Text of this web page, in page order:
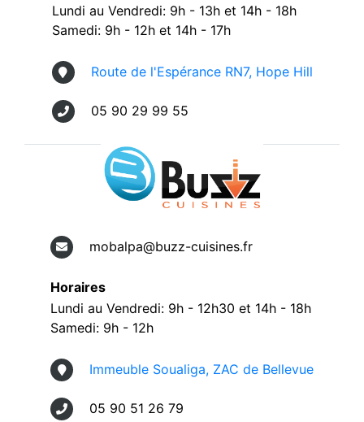
Lundi au Vendredi: 9h - 13h et 14h - 18h
Samedi: 9h - 12h et 14h - 17h
Route de l'Espérance RN7, Hope Hill
05 90 29 99 55
mobalpa@buzz-cuisines.fr
Horaires
Lundi au Vendredi: 9h - 12h30 et 14h - 18h
Samedi: 9h - 12h
Immeuble Soualiga, ZAC de Bellevue
05 90 51 26 79